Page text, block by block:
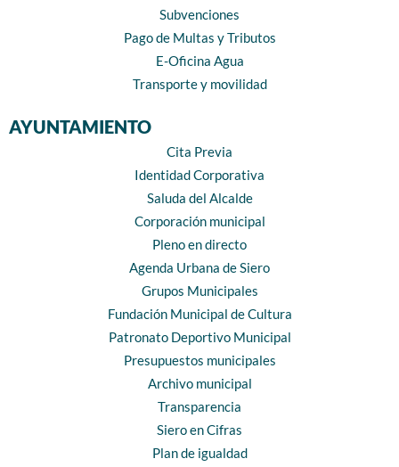
Subvenciones
Pago de Multas y Tributos
E-Oficina Agua
Transporte y movilidad
AYUNTAMIENTO
Cita Previa
Identidad Corporativa
Saluda del Alcalde
Corporación municipal
Pleno en directo
Agenda Urbana de Siero
Grupos Municipales
Fundación Municipal de Cultura
Patronato Deportivo Municipal
Presupuestos municipales
Archivo municipal
Transparencia
Siero en Cifras
Plan de igualdad